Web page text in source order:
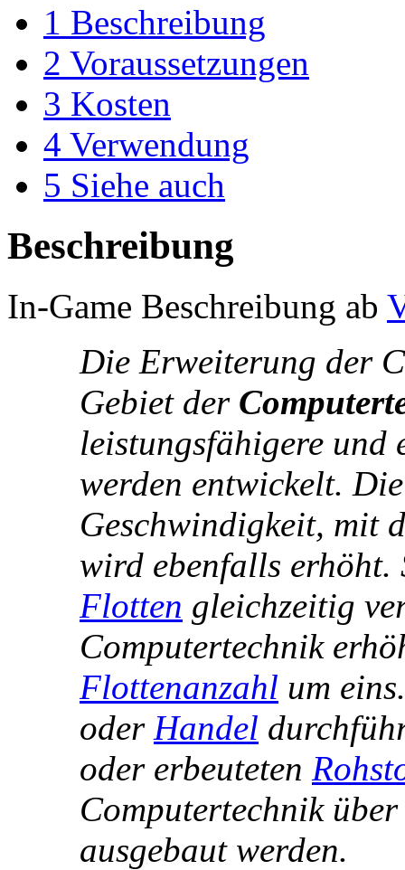
1 Beschreibung
2 Voraussetzungen
3 Kosten
4 Verwendung
5 Siehe auch
Beschreibung
In-Game Beschreibung ab
Die Erweiterung der
Gebiet der
leistungsfähigere und
werden entwickelt.
Geschwindigkeit, mit
wird ebenfalls erhöht.
Flotten gleichzeitig
Computertechnik
Flottenanzahl um
oder Handel
oder erbeuteten
Computertechnik
ausgebaut werden.